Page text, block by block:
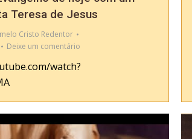
Teresa de Jesus
Cristo Redentor
Deixe um comentário
watch?